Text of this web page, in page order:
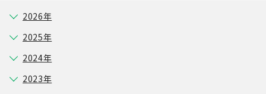
2026年
2025年
2024年
2023年